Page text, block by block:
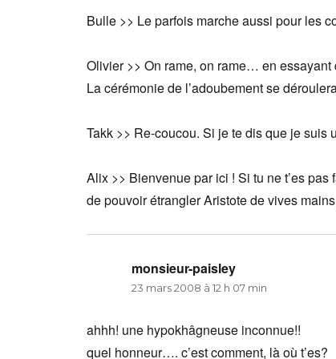
Bulle >> Le parfois marche aussi pour les
Olivier >> On rame, on rame… en essayant
La cérémonie de l’adoubement se
Takk >> Re-coucou. Si je te dis que je
Alix >> Bienvenue par ici ! Si tu ne t’es
de pouvoir étrangler Aristote de vives
monsieur-paisley
23 mars 2008 à 12 h 07 min
ahhh! une hypokhâgneuse inconnue!!
quel honneur…. c’est comment, là où t’es?